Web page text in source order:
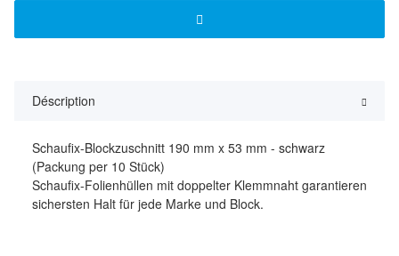
Déscription
Schaufix-Blockzuschnitt 190 mm x 53 mm - schwarz
(Packung per 10 Stück)
Schaufix-Folienhüllen mit doppelter Klemmnaht garantieren
sichersten Halt für jede Marke und Block.